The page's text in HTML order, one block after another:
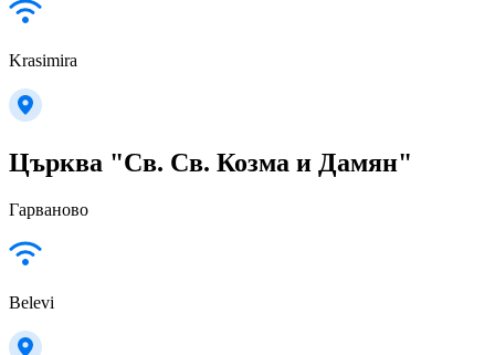
Krasimira
Църква "Св. Св. Козма и Дамян"
Гарваново
Belevi